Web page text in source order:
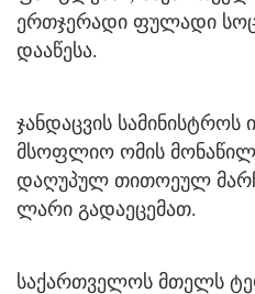
ერთჯერადი ფულადი
დააწესა.
ჯანდაცვის
მსოფლიო ომის
დაღუპულ თითოეულ
ლარი გადაეცემათ.
საქართველოს მთელს